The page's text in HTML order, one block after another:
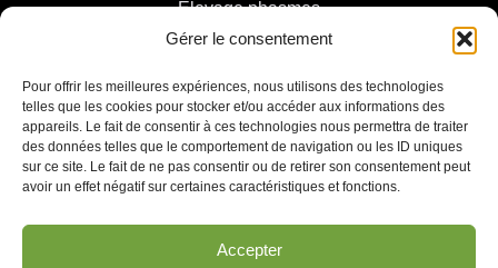
Gérer le consentement
Pour offrir les meilleures expériences, nous utilisons des technologies
telles que les cookies pour stocker et/ou accéder aux informations des
appareils. Le fait de consentir à ces technologies nous permettra de traiter
des données telles que le comportement de navigation ou les ID uniques
sur ce site. Le fait de ne pas consentir ou de retirer son consentement peut
avoir un effet négatif sur certaines caractéristiques et fonctions.
Accepter
Élevage phasmes
Politique de confidentialité & Cookies
Conditions Générales d’Utilisation